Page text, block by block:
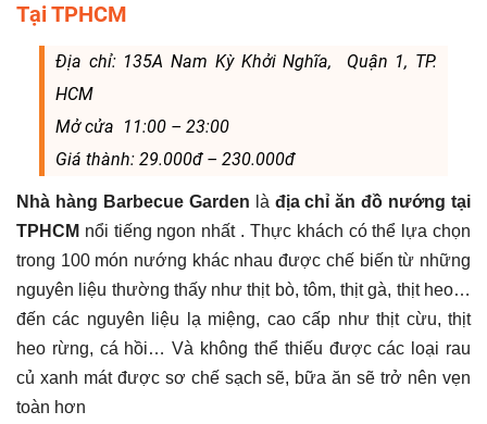
Tại TPHCM
Địa chỉ: 135A Nam Kỳ Khởi Nghĩa, Quận 1, TP.
HCM
Mở cửa 11:00 – 23:00
Giá thành: 29.000đ – 230.000đ
Nhà hàng Barbecue Garden là địa chỉ ăn đồ nướng tại
TPHCM nổi tiếng ngon nhất . Thực khách có thể lựa chọn
trong 100 món nướng khác nhau được chế biến từ những
nguyên liệu thường thấy như thịt bò, tôm, thịt gà, thịt heo…
đến các nguyên liệu lạ miệng, cao cấp như thịt cừu, thịt
heo rừng, cá hồi… Và không thể thiếu được các loại rau
củ xanh mát được sơ chế sạch sẽ, bữa ăn sẽ trở nên vẹn
toàn hơn